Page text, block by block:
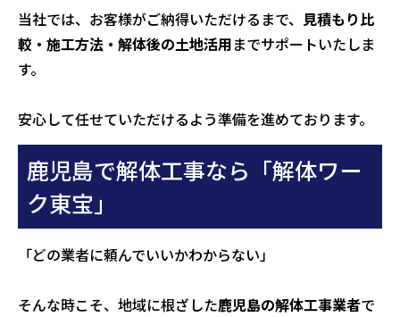
当社では、お客様がご納得いただけるまで、 見積もり比
較・施工方法・解体後の土地活用までサポートいたしま
す。
安心して任せていただけるよう準備を進めております。
鹿児島で解体工事なら「解体ワー
ク東宝」
「どの業者に頼んでいいかわからない」
そんな時こそ、地域に根ざした鹿児島の解体工事業者で